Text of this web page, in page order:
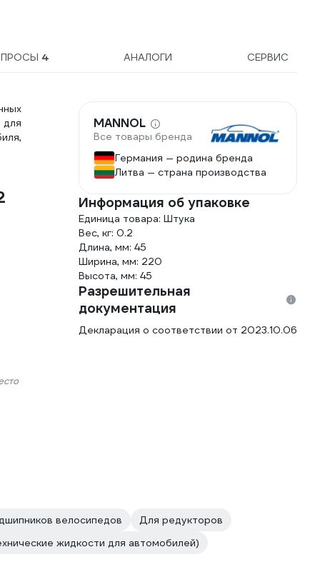
4 АНАЛОГИ СЕРВИС
MANNOL
Все товары бренда
Германия — родина бренда
Литва — страна производства
Информация об упаковке
Единица товара: Штука
Вес, кг: 0.2
Длина, мм: 45
Ширина, мм: 220
Высота, мм: 45
Разрешительная
документация
Декларация о соответствии от 2023.10.06
велосипедов
Для редукторов
жидкости для автомобилей)